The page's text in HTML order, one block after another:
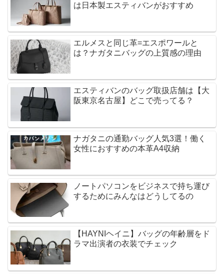
は日本製エスティバンがおすすめ
エルメスと同じ革=エスポワールと
は？ナガタニバッグの上質感の理由
エスティバンのバッグ取扱店舗は【大
阪東京名古屋】どこで売ってる？
ナガタニの通勤バッグ人気3選！働く
女性におすすめの本革A4収納
ノートパソコンをビジネスで持ち運び
するためにみんなはどうしてるの
【HAYNIヘイニ】バッグの年齢層をド
ラマ出演者の衣装でチェック